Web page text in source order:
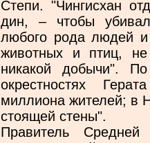
Степи. "Чингисхан
дин, – чтобы
любого рода людей
животных и птиц,
никакой добычи". По
окрестностях
миллиона жителей; в
стоящей стены".
Правитель